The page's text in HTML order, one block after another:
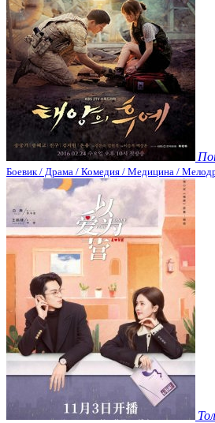
Боевик / Драма / Комедия / Медицина /